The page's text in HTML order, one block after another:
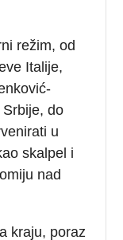
režim, od
Italije,
do
u
skalpel i
nad
kraju, poraz